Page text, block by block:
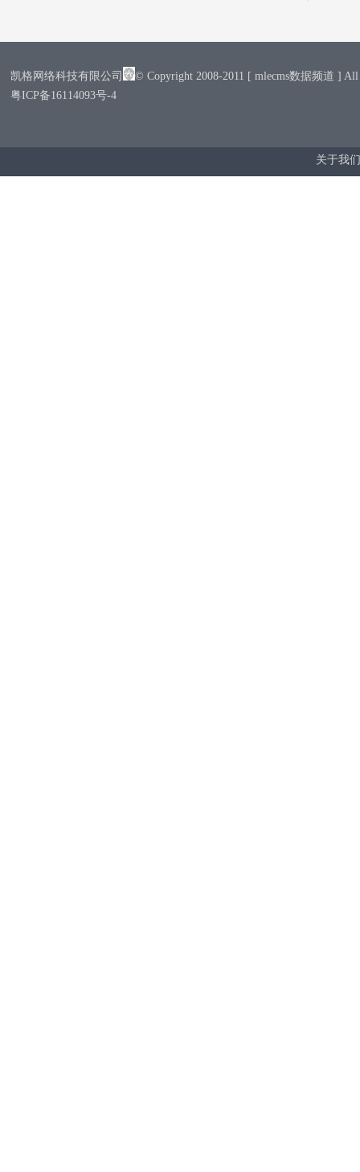
凯格网络科技有限公司
© Copyright 2008-2011 [ mlecms数据频道 ] All
粤ICP备16114093号-4
关于我们